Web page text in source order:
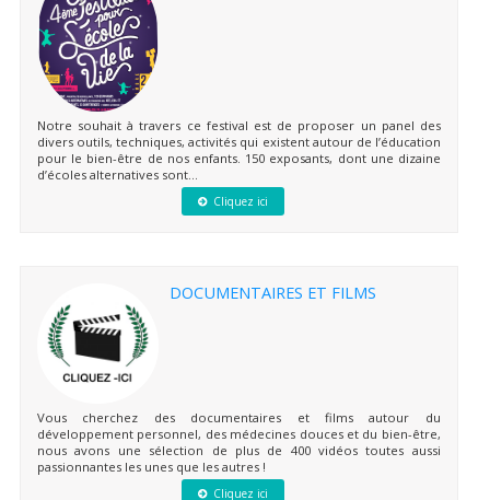
Notre souhait à travers ce festival est de proposer un panel des
divers outils, techniques, activités qui existent autour de l’éducation
pour le bien-être de nos enfants. 150 exposants, dont une dizaine
d’écoles alternatives sont...
Cliquez ici
DOCUMENTAIRES ET FILMS
Vous cherchez des documentaires et films autour du
développement personnel, des médecines douces et du bien-être,
nous avons une sélection de plus de 400 vidéos toutes aussi
passionnantes les unes que les autres !
Cliquez ici